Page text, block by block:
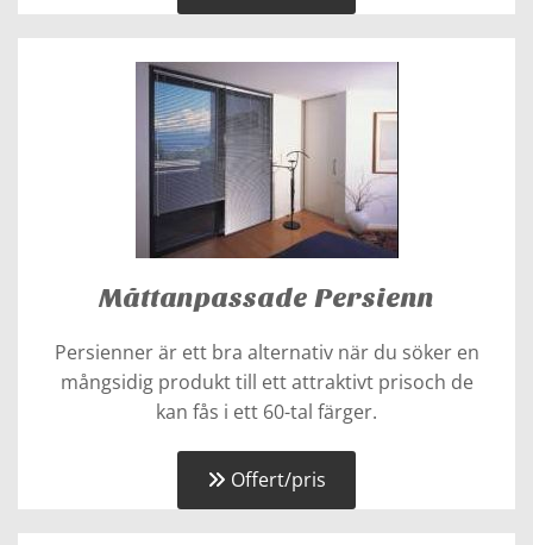
Måttanpassade Persienn
Persienner är ett bra alternativ när du söker en
mångsidig produkt till ett attraktivt prisoch de
kan fås i ett 60-tal färger.
Offert/pris